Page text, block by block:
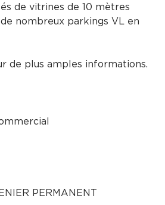
de vitrines de 10 mètres
nombreux parkings VL en
de plus amples informations.
PERMANENT